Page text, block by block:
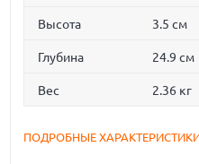
Высота 3.5 см
Глубина 24.9 см
Вес 2.36 кг
ПОДРОБНЫЕ